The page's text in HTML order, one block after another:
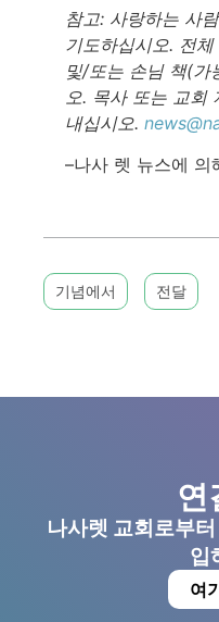
참고: 사랑하는 사
기도하십시오. 전
및/또는 손님 책(가
오. 목사 또는 교회
내십시오.
–나사 렛 뉴스에 의
기념에서 전달
연
나사렛 교회로부
입
여